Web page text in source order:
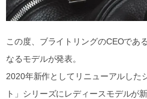
この度、ブライトリングのCEOであ
なるモデルが発表。
2020年新作としてリニューアルした
ト」シリーズにレディースモデルが